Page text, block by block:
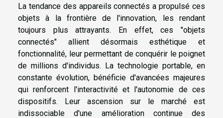
La tendance des appareils connectés a propulsé ces
objets à la frontière de l'innovation, les rendant
toujours plus attrayants. En effet, ces "objets
connectés" allient désormais esthétique et
fonctionnalité, leur permettant de conquérir le poignet
de millions d'individus. La technologie portable, en
constante évolution, bénéficie d'avancées majeures
qui renforcent l'interactivité et l'autonomie de ces
dispositifs. Leur ascension sur le marché est
indissociable d'une amélioration continue des